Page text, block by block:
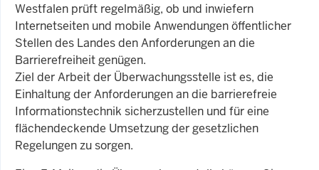
Westfalen prüft regelmäßig, ob und inwiefern
Internetseiten und mobile Anwendungen öffentlicher
Stellen des Landes den Anforderungen an die
Barrierefreiheit genügen.
Ziel der Arbeit der Überwachungsstelle ist es, die
Einhaltung der Anforderungen an die barrierefreie
Informationstechnik sicherzustellen und für eine
flächendeckende Umsetzung der gesetzlichen
Regelungen zu sorgen.